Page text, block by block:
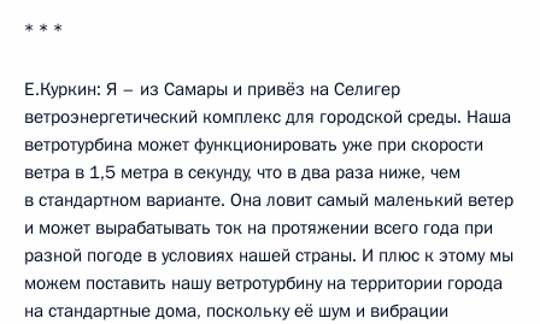
* * *
Е.Куркин: Я – из Самары и привёз на Селигер
ветроэнергетический комплекс для городской среды. Наша
ветротурбина может функционировать уже при скорости
ветра в 1,5 метра в секунду, что в два раза ниже, чем
в стандартном варианте. Она ловит самый маленький ветер
и может вырабатывать ток на протяжении всего года при
разной погоде в условиях нашей страны. И плюс к этому мы
можем поставить нашу ветротурбину на территории города
на стандартные дома, поскольку её шум и вибрации